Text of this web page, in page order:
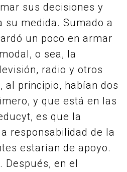
sus decisiones y
su medida. Sumado a
un poco en armar
o sea, la
radio y otros
al principio, habían dos
y que está en las
es que la
responsabilidad de la
estarían de apoyo.
Después, en el